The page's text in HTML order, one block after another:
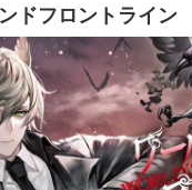
ドフロントライン